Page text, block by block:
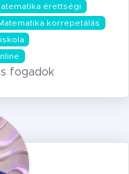
érettségi
korrepetálás
fogadok